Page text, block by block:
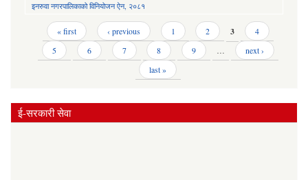
इनरुवा नगरपालिकाको विनियोजन ऐन, २०८१
Pages « first ‹ previous 1 2 3
4
5
6 7 8 9 …
next ›
last »
ई-सरकारी सेवा